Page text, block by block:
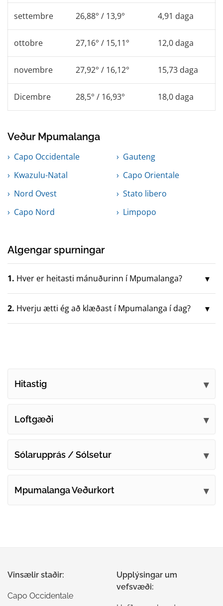
settembre 26,88° / 13,9° 4,91 daga
ottobre 27,16° / 15,11° 12,0 daga
novembre 27,92° / 16,12° 15,73 daga
Dicembre 28,5° / 16,93° 18,0 daga
Veður Mpumalanga
Capo Occidentale
Gauteng
Kwazulu-Natal
Capo Orientale
Nord Ovest
Stato libero
Capo Nord
Limpopo
Algengar spurningar
1. Hver er heitasti mánuðurinn í Mpumalanga?
2. Hverju ætti ég að klæðast í Mpumalanga í dag?
Hitastig
Loftgæði
Sólarupprás / Sólsetur
Mpumalanga Veðurkort
Vinsælir staðir:
Capo Occidentale
Upplýsingar um
vefsvæði: